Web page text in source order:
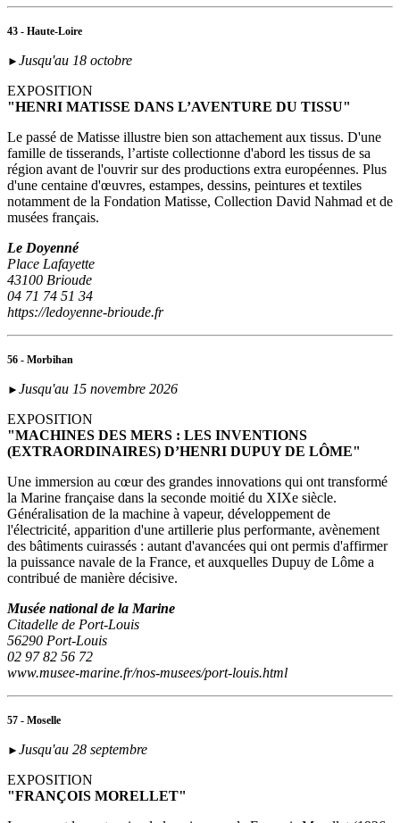
43 - Haute-Loire
► Jusqu'au 18 octobre
EXPOSITION
"HENRI MATISSE DANS L’AVENTURE DU TISSU"
Le passé de Matisse illustre bien son attachement aux tissus. D'une
famille de tisserands, l’artiste collectionne d'abord les tissus de sa
région avant de l'ouvrir sur des productions extra européennes. Plus
d'une centaine d'œuvres, estampes, dessins, peintures et textiles
notamment de la Fondation Matisse, Collection David Nahmad et de
musées français.
Le Doyenné
Place Lafayette
43100 Brioude
04 71 74 51 34
https://ledoyenne-brioude.fr
56 - Morbihan
► Jusqu'au 15 novembre 2026
EXPOSITION
"MACHINES DES MERS : LES INVENTIONS
(EXTRAORDINAIRES) D’HENRI DUPUY DE LÔME"
Une immersion au cœur des grandes innovations qui ont transformé
la Marine française dans la seconde moitié du XIXe siècle.
Généralisation de la machine à vapeur, développement de
l'électricité, apparition d'une artillerie plus performante, avènement
des bâtiments cuirassés : autant d'avancées qui ont permis d'affirmer
la puissance navale de la France, et auxquelles Dupuy de Lôme a
contribué de manière décisive.
Musée national de la Marine
Citadelle de Port-Louis
56290 Port-Louis
02 97 82 56 72
www.musee-marine.fr/nos-musees/port-louis.html
57 - Moselle
► Jusqu'au 28 septembre
EXPOSITION
"FRANÇOIS MORELLET"